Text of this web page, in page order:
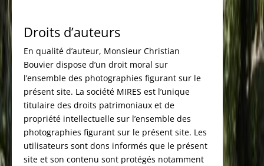
Droits d’auteurs
En qualité d’auteur, Monsieur Christian
Bouvier dispose d’un droit moral sur
l’ensemble des photographies figurant sur le
présent site. La société MIRES est l’unique
titulaire des droits patrimoniaux et de
propriété intellectuelle sur l’ensemble des
photographies figurant sur le présent site. Les
utilisateurs sont dons informés que le présent
site et son contenu sont protégés notamment